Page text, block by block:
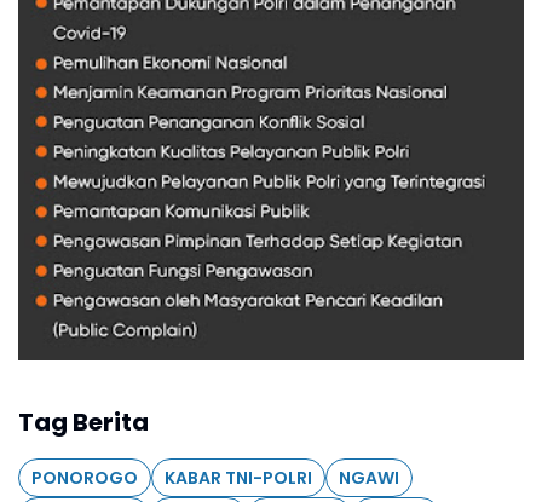
Tag Berita
PONOROGO KABAR TNI-POLRI
NGAWI